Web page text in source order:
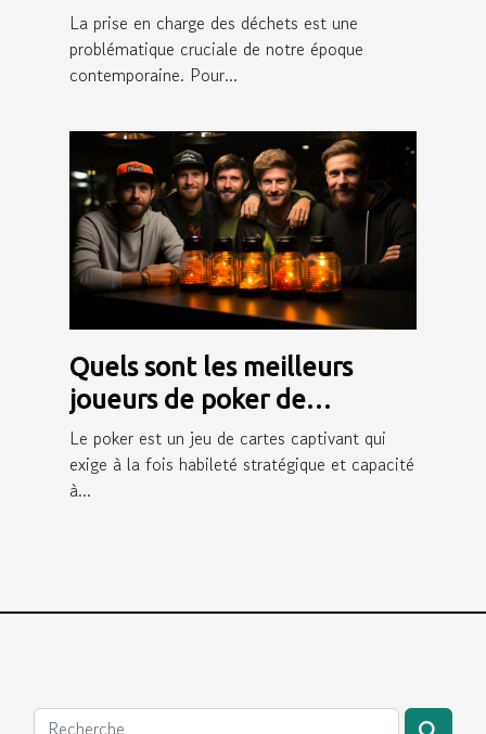
gestion efficace des déchets
?
La prise en charge des déchets est une
problématique cruciale de notre époque
contemporaine. Pour...
Quels sont les meilleurs
joueurs de poker de
Winamax ?
Le poker est un jeu de cartes captivant qui
exige à la fois habileté stratégique et capacité
à...